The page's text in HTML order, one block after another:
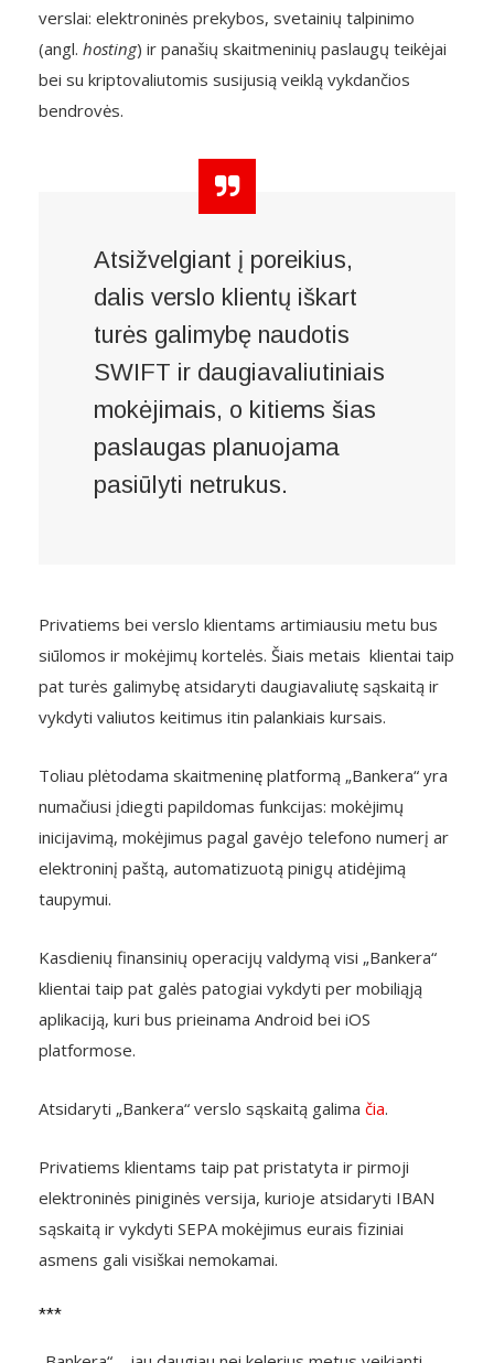
verslai: elektroninės prekybos, svetainių talpinimo
(angl. hosting) ir panašių skaitmeninių paslaugų teikėjai
bei su kriptovaliutomis susijusią veiklą vykdančios
bendrovės.
Atsižvelgiant į poreikius,
dalis verslo klientų iškart
turės galimybę naudotis
SWIFT ir daugiavaliutiniais
mokėjimais, o kitiems šias
paslaugas planuojama
pasiūlyti netrukus.
Privatiems bei verslo klientams artimiausiu metu bus
siūlomos ir mokėjimų kortelės. Šiais metais klientai taip
pat turės galimybę atsidaryti daugiavaliutę sąskaitą ir
vykdyti valiutos keitimus itin palankiais kursais.
Toliau plėtodama skaitmeninę platformą „Bankera“ yra
numačiusi įdiegti papildomas funkcijas: mokėjimų
inicijavimą, mokėjimus pagal gavėjo telefono numerį ar
elektroninį paštą, automatizuotą pinigų atidėjimą
taupymui.
Kasdienių finansinių operacijų valdymą visi „Bankera“
klientai taip pat galės patogiai vykdyti per mobiliąją
aplikaciją, kuri bus prieinama Android bei iOS
platformose.
Atsidaryti „Bankera“ verslo sąskaitą galima čia.
Privatiems klientams taip pat pristatyta ir pirmoji
elektroninės piniginės versija, kurioje atsidaryti IBAN
sąskaitą ir vykdyti SEPA mokėjimus eurais fiziniai
asmens gali visiškai nemokamai.
***